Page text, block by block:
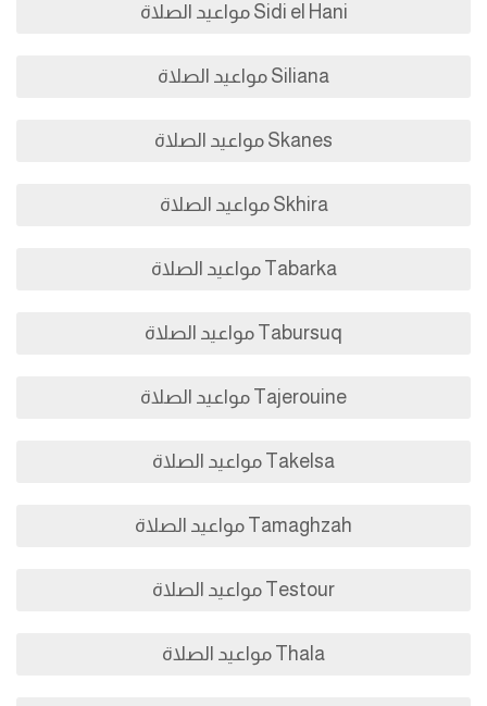
Sidi el Hani مواعيد الصلاة
Siliana مواعيد الصلاة
Skanes مواعيد الصلاة
Skhira مواعيد الصلاة
Tabarka مواعيد الصلاة
Tabursuq مواعيد الصلاة
Tajerouine مواعيد الصلاة
Takelsa مواعيد الصلاة
Tamaghzah مواعيد الصلاة
Testour مواعيد الصلاة
Thala مواعيد الصلاة